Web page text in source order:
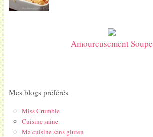
Amoureusement Soupe
Mes blogs préférés
Miss Crumble
Cuisine saine
Ma cuisine sans gluten